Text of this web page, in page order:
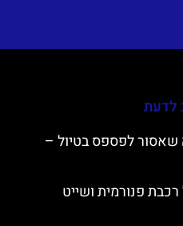
לדעת
שאסור לפספס בטיול –
פנורמית ושייט